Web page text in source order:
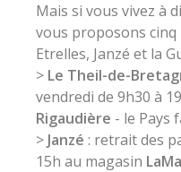
Mais si vous vivez à
vous proposons
Etrelles, Janzé et la
> Le Theil-de-
vendredi de 9h30 à
Rigaudière - le Pays
> Janzé : retrait des
15h au magasin